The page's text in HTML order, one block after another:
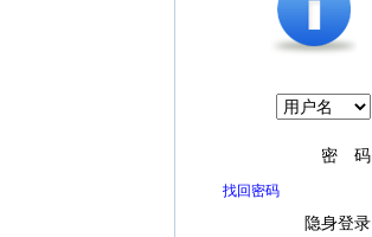
密 码
找回密码
隐身登录